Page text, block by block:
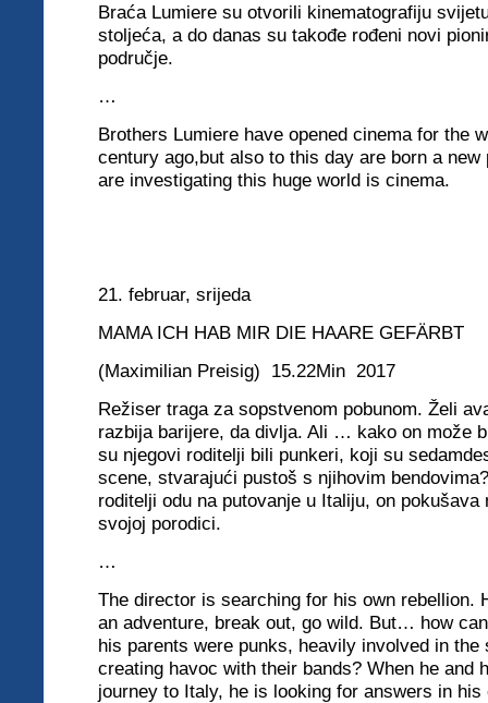
Braća Lumiere su otvorili kinematografiju
stoljeća, a do danas su takođe rođeni novi
područje.
…
Brothers Lumiere have opened cinema for the
century ago,but also to this day are born a new
are investigating this huge world is cinema.
21. februar, srijeda
MAMA ICH HAB MIR DIE HAARE GEFÄRBT
(Maximilian Preisig) 15.22Min 2017
Režiser traga za sopstvenom pobunom. Želi
razbija barijere, da divlja. Ali … kako on može
su njegovi roditelji bili punkeri, koji su
scene, stvarajući pustoš s njihovim
roditelji odu na putovanje u Italiju, on pokušava
svojoj porodici.
…
The director is searching for his own rebellion.
an adventure, break out, go wild. But… how
his parents were punks, heavily involved in the
creating havoc with their bands? When he and
journey to Italy, he is looking for answers in his